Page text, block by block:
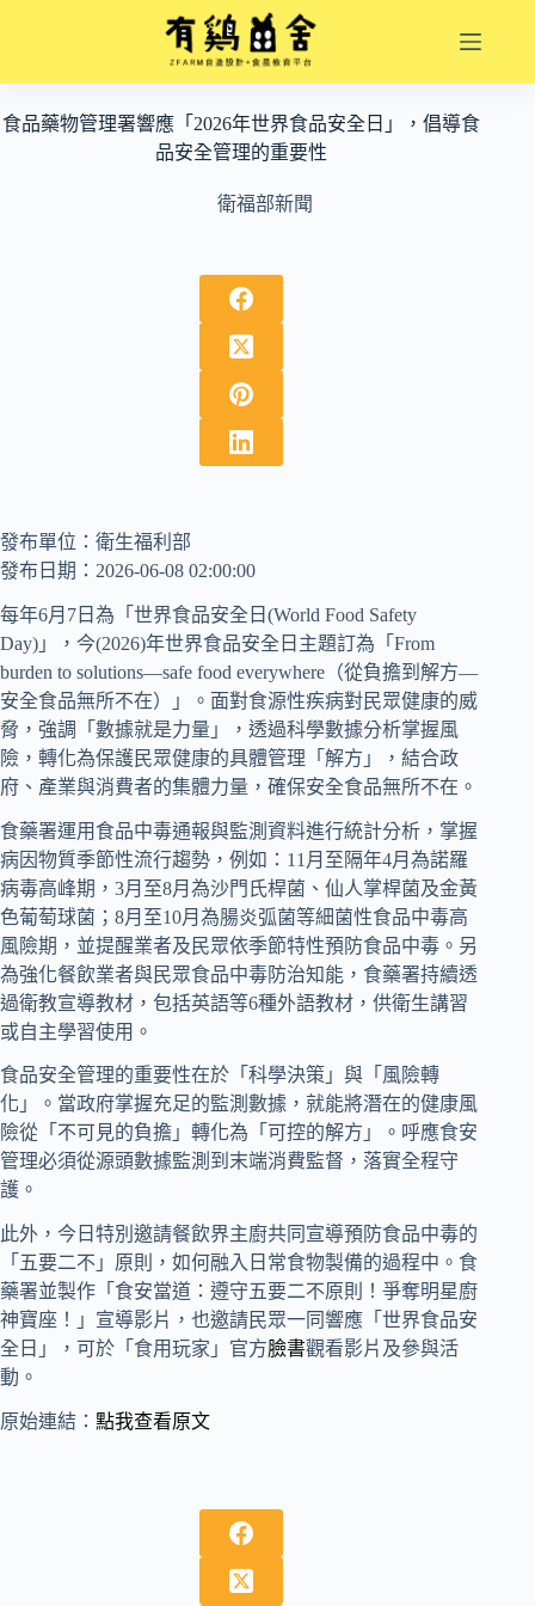
內
食品藥物管理署響應「2026年世界食品安全日」，倡導食
品安全管理的重要性
衛福部新聞
發布單位：衛生福利部
發布日期：2026-06-08 02:00:00
每年6月7日為「世界食品安全日(World Food Safety
Day)」，今(2026)年世界食品安全日主題訂為「From
burden to solutions—safe food everywhere（從負擔到解方—
安全食品無所不在）」。面對食源性疾病對民眾健康的威
脅，強調「數據就是力量」，透過科學數據分析掌握風
險，轉化為保護民眾健康的具體管理「解方」，結合政
府、產業與消費者的集體力量，確保安全食品無所不在。
食藥署運用食品中毒通報與監測資料進行統計分析，掌握
病因物質季節性流行趨勢，例如：11月至隔年4月為諾羅
病毒高峰期，3月至8月為沙門氏桿菌、仙人掌桿菌及金黃
色葡萄球菌；8月至10月為腸炎弧菌等細菌性食品中毒高
風險期，並提醒業者及民眾依季節特性預防食品中毒。另
為強化餐飲業者與民眾食品中毒防治知能，食藥署持續透
過衛教宣導教材，包括英語等6種外語教材，供衛生講習
或自主學習使用。
食品安全管理的重要性在於「科學決策」與「風險轉
化」。當政府掌握充足的監測數據，就能將潛在的健康風
險從「不可見的負擔」轉化為「可控的解方」。呼應食安
管理必須從源頭數據監測到末端消費監督，落實全程守
護。
此外，今日特別邀請餐飲界主廚共同宣導預防食品中毒的
「五要二不」原則，如何融入日常食物製備的過程中。食
藥署並製作「食安當道：遵守五要二不原則！爭奪明星廚
神寶座！」宣導影片，也邀請民眾一同響應「世界食品安
全日」，可於「食用玩家」官方臉書觀看影片及參與活
動。
原始連結： 點我查看原文